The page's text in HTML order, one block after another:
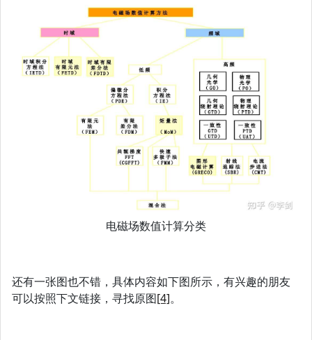
电磁场数值计算分类
还有一张图也不错，具体内容如下图所示，有兴趣的朋友
可以按照下文链接，寻找原图[4]。